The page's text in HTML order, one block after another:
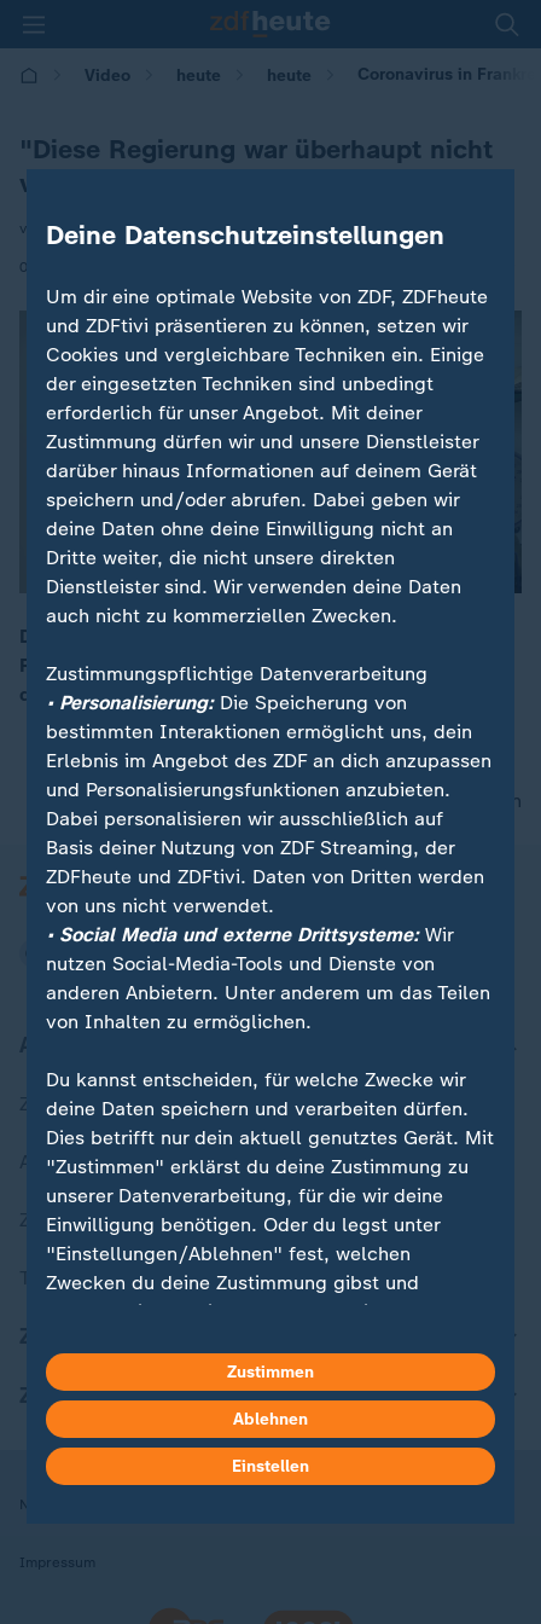
Video heute heute Coronavirus in
"Diese Regierung war überhaupt nicht
vorbereitet"
von Andrea Maurer
06.03.2020 | 16:23
00:16
Der französische Arzt Jean-Paul Hamon kritisiert
Frankreichs Umgang mit dem Coronavirus. Er beklagt,
dass die Regierung Macron Hausärzte im Stich lasse.
nach oben
Zuletzt veröffentlicht
Aktuelle Sendungs-Videos
ZDFheute Stories
Themen im Überblick
ZDFheute Apps
Nutzungsbedingungen
Impressum
Deine Datenschutzeinstellungen
Um dir eine optimale Website von ZDF, ZDFheute
und ZDFtivi präsentieren zu können, setzen wir
Cookies und vergleichbare Techniken ein. Einige
der eingesetzten Techniken sind unbedingt
erforderlich für unser Angebot. Mit deiner
Zustimmung dürfen wir und unsere Dienstleister
darüber hinaus Informationen auf deinem Gerät
speichern und/oder abrufen. Dabei geben wir
deine Daten ohne deine Einwilligung nicht an
Dritte weiter, die nicht unsere direkten
Dienstleister sind. Wir verwenden deine Daten
auch nicht zu kommerziellen Zwecken.
Zustimmungspflichtige Datenverarbeitung
• Personalisierung:Die Speicherung von
bestimmten Interaktionen ermöglicht uns, dein
Erlebnis im Angebot des ZDF an dich anzupassen
und Personalisierungsfunktionen anzubieten.
Dabei personalisieren wir ausschließlich auf
Basis deiner Nutzung von ZDF Streaming, der
ZDFheute und ZDFtivi. Daten von Dritten werden
von uns nicht verwendet.
• Social Media und externe Drittsysteme:Wir
nutzen Social-Media-Tools und Dienste von
anderen Anbietern. Unter anderem um das Teilen
von Inhalten zu ermöglichen.
Du kannst entscheiden, für welche Zwecke wir
deine Daten speichern und verarbeiten dürfen.
Dies betrifft nur dein aktuell genutztes Gerät. Mit
"Zustimmen" erklärst du deine Zustimmung zu
unserer Datenverarbeitung, für die wir deine
Einwilligung benötigen. Oder du legst unter
"Einstellungen/Ablehnen" fest, welchen
Zwecken du deine Zustimmung gibst und
welchen nicht. Deine Datenschutzeinstellungen
in deinen Einstellungen widerrufen oder ändern.
Hier findest du das Impressum.
Weitere Informationen findest du in unserer
Datenschutzerklärung.
Zustimmen
Ablehnen
Einstellen